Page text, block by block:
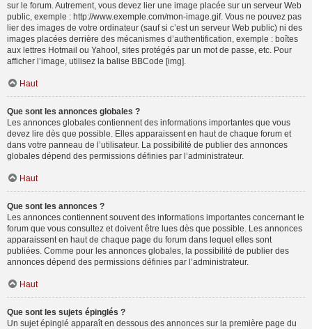
sur le forum. Autrement, vous devez lier une image placée sur un serveur Web
public, exemple : http://www.exemple.com/mon-image.gif. Vous ne pouvez pas
lier des images de votre ordinateur (sauf si c’est un serveur Web public) ni des
images placées derrière des mécanismes d’authentification, exemple : boîtes
aux lettres Hotmail ou Yahoo!, sites protégés par un mot de passe, etc. Pour
afficher l’image, utilisez la balise BBCode [img].
Haut
Que sont les annonces globales ?
Les annonces globales contiennent des informations importantes que vous
devez lire dès que possible. Elles apparaissent en haut de chaque forum et
dans votre panneau de l’utilisateur. La possibilité de publier des annonces
globales dépend des permissions définies par l’administrateur.
Haut
Que sont les annonces ?
Les annonces contiennent souvent des informations importantes concernant le
forum que vous consultez et doivent être lues dès que possible. Les annonces
apparaissent en haut de chaque page du forum dans lequel elles sont
publiées. Comme pour les annonces globales, la possibilité de publier des
annonces dépend des permissions définies par l’administrateur.
Haut
Que sont les sujets épinglés ?
Un sujet épinglé apparaît en dessous des annonces sur la première page du